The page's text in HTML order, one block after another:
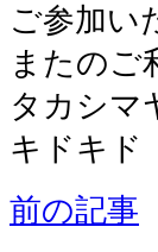
ご参加い
またのご
タカシマ
キドキド
前の記事